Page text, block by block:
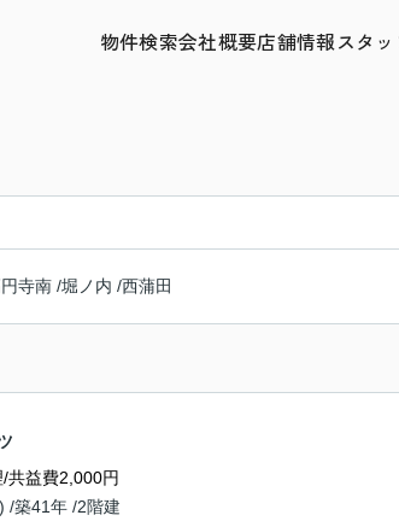
物件検索会社概要店舗情報スタ
寺南 /堀ノ内 /西蒲田
共益費2,000円
/築41年 /2階建